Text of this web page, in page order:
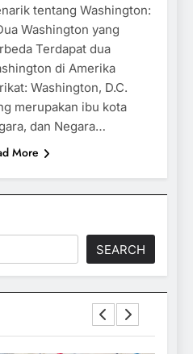
tentang Washington:
Washington yang
Terdapat dua
di Amerika
Washington, D.C.
merupakan ibu kota
dan Negara…
More
SEARCH